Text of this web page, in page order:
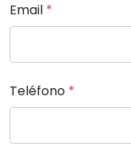
Email *
Teléfono *